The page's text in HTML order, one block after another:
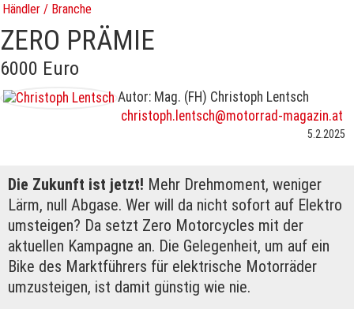
Händler / Branche
Autor: Mag. (FH) Christoph Lentsch
christoph.lentsch@motorrad-magazin.at
5.2.2025
ZERO PRÄMIE
6000 Euro
Die Zukunft ist jetzt! Mehr Drehmoment, weniger
Lärm, null Abgase. Wer will da nicht sofort auf Elektro
umsteigen? Da setzt Zero Motorcycles mit der
aktuellen Kampagne an. Die Gelegenheit, um auf ein
Bike des Marktführers für elektrische Motorräder
umzusteigen, ist damit günstig wie nie.